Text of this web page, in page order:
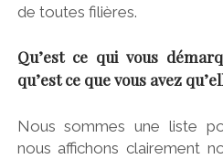
de toutes filières.
Qu’est ce qui vous
qu’est ce que vous avez
Nous sommes une liste
nous affichons clairement